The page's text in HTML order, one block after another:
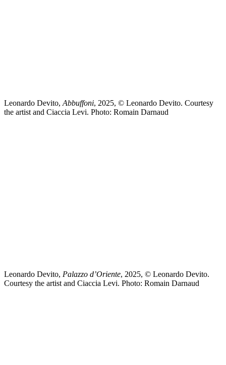
Leonardo Devito, Abbuffoni, 2025, © Leonardo Devito. Courtesy
the artist and Ciaccia Levi. Photo: Romain Darnaud
Leonardo Devito, Palazzo d’Oriente, 2025, © Leonardo Devito.
Courtesy the artist and Ciaccia Levi. Photo: Romain Darnaud